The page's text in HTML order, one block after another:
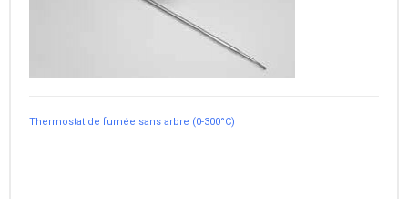
Thermostat de fumée sans arbre (0-300°C)